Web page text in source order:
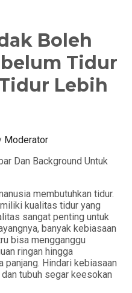
Boleh
Tidur
Lebih
Moderator
membutuhkan tidur.
kualitas tidur yang
sangat penting untuk
banyak kebiasaan
bisa mengganggu
ringan hingga
panjang. Hindari kebiasaan
tubuh segar keesokan